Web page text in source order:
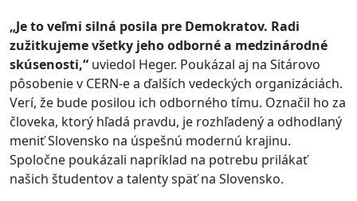
„Je to veľmi silná posila pre Demokratov. Radi
zužitkujeme všetky jeho odborné a medzinárodné
skúsenosti,“ uviedol Heger. Poukázal aj na Sitárovo
pôsobenie v CERN-e a ďalších vedeckých organizáciách.
Verí, že bude posilou ich odborného tímu. Označil ho za
človeka, ktorý hľadá pravdu, je rozhľadený a odhodlaný
meniť Slovensko na úspešnú modernú krajinu.
Spoločne poukázali napríklad na potrebu prilákať
našich študentov a talenty späť na Slovensko.